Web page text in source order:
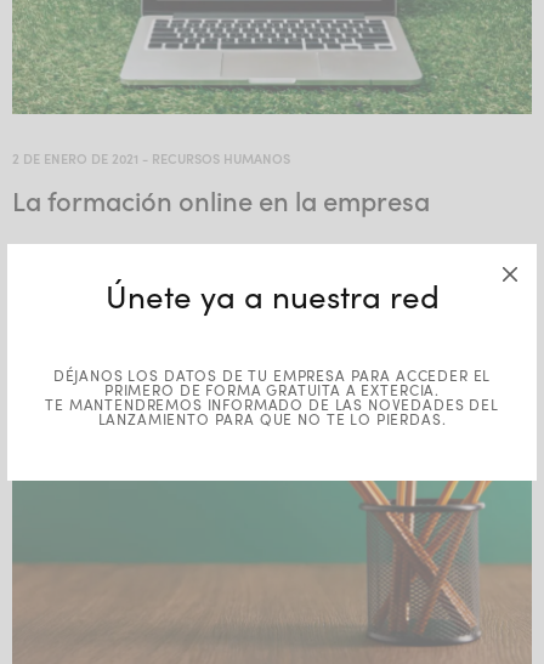
Únete ya a nuestra red
DÉJANOS LOS DATOS DE TU EMPRESA PARA ACCEDER EL
PRIMERO DE FORMA GRATUITA A EXTERCIA.
TE MANTENDREMOS INFORMADO DE LAS NOVEDADES DEL
LANZAMIENTO PARA QUE NO TE LO PIERDAS.
2 DE ENERO DE 2021 - RECURSOS HUMANOS
La formación online en la empresa
Dentro de la las diferentes modalidades de formación que
pueden llevarse a cabo en una empresa u organización, nos
encontramos la formación online, la cual…